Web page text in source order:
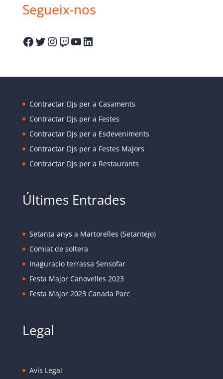
Segueix-nos
Facebook
Twitter
Instagram
Twitch
YouTube
LinkedIn
Contractar Djs per a Casaments
Contractar Djs per a Festes
Contractar Djs per a Esdeveniments
Contractar Djs per a Festes Majors
Contractar Djs per a Restaurants
Últimes Entrades
Setanta anys a Martorelles (Setantejo)
Comiat de soltera
Inaguracio terrassa Sensofar
Festa Major Canovelles 2023
Festa Major 2023 Canada Parc
Legal
Avís Legal